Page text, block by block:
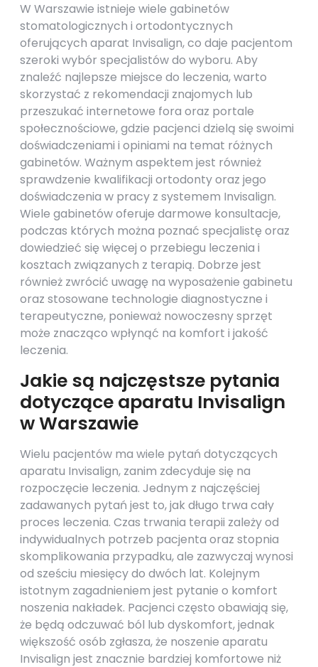
W Warszawie istnieje wiele gabinetów
stomatologicznych i ortodontycznych
oferujących aparat Invisalign, co daje pacjentom
szeroki wybór specjalistów do wyboru. Aby
znaleźć najlepsze miejsce do leczenia, warto
skorzystać z rekomendacji znajomych lub
przeszukać internetowe fora oraz portale
społecznościowe, gdzie pacjenci dzielą się swoimi
doświadczeniami i opiniami na temat różnych
gabinetów. Ważnym aspektem jest również
sprawdzenie kwalifikacji ortodonty oraz jego
doświadczenia w pracy z systemem Invisalign.
Wiele gabinetów oferuje darmowe konsultacje,
podczas których można poznać specjalistę oraz
dowiedzieć się więcej o przebiegu leczenia i
kosztach związanych z terapią. Dobrze jest
również zwrócić uwagę na wyposażenie gabinetu
oraz stosowane technologie diagnostyczne i
terapeutyczne, ponieważ nowoczesny sprzęt
może znacząco wpłynąć na komfort i jakość
leczenia.
Jakie są najczęstsze pytania
dotyczące aparatu Invisalign
w Warszawie
Wielu pacjentów ma wiele pytań dotyczących
aparatu Invisalign, zanim zdecyduje się na
rozpoczęcie leczenia. Jednym z najczęściej
zadawanych pytań jest to, jak długo trwa cały
proces leczenia. Czas trwania terapii zależy od
indywidualnych potrzeb pacjenta oraz stopnia
skomplikowania przypadku, ale zazwyczaj wynosi
od sześciu miesięcy do dwóch lat. Kolejnym
istotnym zagadnieniem jest pytanie o komfort
noszenia nakładek. Pacjenci często obawiają się,
że będą odczuwać ból lub dyskomfort, jednak
większość osób zgłasza, że noszenie aparatu
Invisalign jest znacznie bardziej komfortowe niż